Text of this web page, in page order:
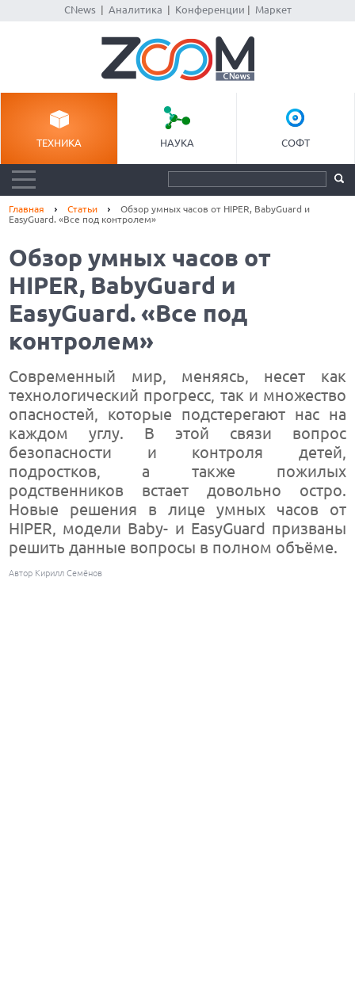
CNews| Аналитика Конференции Маркет
ТЕХНИКА НАУКА СОФТ
Главная Статьи
Обзор умных часов от HIPER, BabyGuard и
EasyGuard. «Все под контролем»
Обзор умных часов от
HIPER, BabyGuard и
EasyGuard. «Все под
контролем»
Современный мир, меняясь, несет как
технологический прогресс, так и множество
опасностей, которые подстерегают нас на
каждом углу. В этой связи вопрос
безопасности и контроля детей,
подростков, а также пожилых
родственников встает довольно остро.
Новые решения в лице умных часов от
HIPER, модели Baby- и EasyGuard призваны
решить данные вопросы в полном объёме.
Автор Кирилл Семёнов